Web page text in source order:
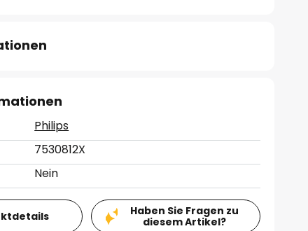
Philips
7530812X
Nein
Haben Sie Fragen zu
diesem Artikel?